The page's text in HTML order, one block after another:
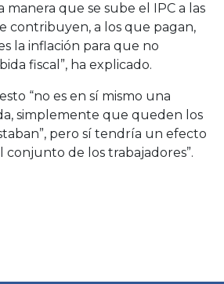
manera que se sube el IPC a las
contribuyen, a los que pagan,
la inflación para que no
fiscal”, ha explicado.
“no es en sí mismo una
simplemente que queden los
pero sí tendría un efecto
conjunto de los trabajadores”.